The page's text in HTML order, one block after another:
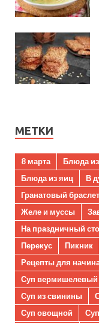
МЕТКИ
8 марта Блюда
Блюда из яиц
В
Гранатовый браслет
Желе и муссы
На праздничный
Перекус
Пикник
Рецепты для
Суп вермишелевый
Суп из свинины
Суп овощной